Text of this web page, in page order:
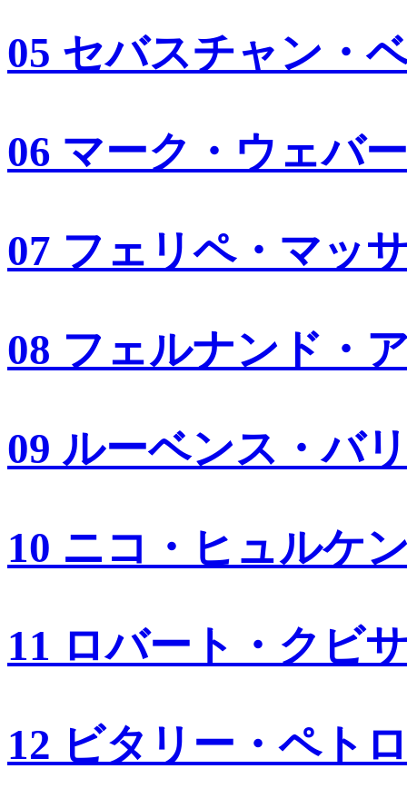
05 セバスチャン・
06 マーク・ウェバー
07 フェリペ・マッ
08 フェルナンド・
09 ルーベンス・バ
10 ニコ・ヒュルケ
11 ロバート・クビ
12 ビタリー・ペト